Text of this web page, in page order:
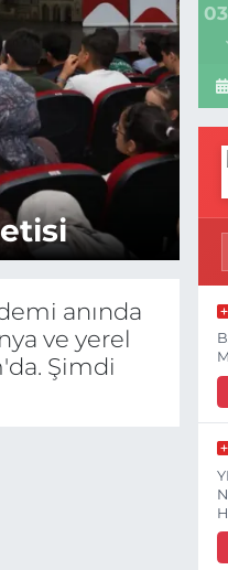
anında
ve yerel
Şimdi